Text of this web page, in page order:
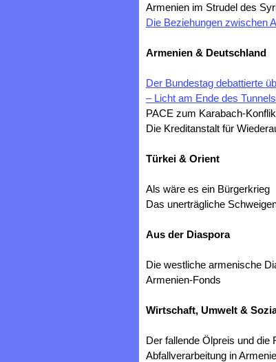
Armenien im Strudel des
Die Beziehungen zwischen
Armenien & Deutschland
Der Bundestag debattierte
– Licht am Ende des
PACE zum Karabach-
Die Kreditanstalt für
Türkei & Orient
Als wäre es ein Bürgerkrieg
Das unerträgliche
Aus der Diaspora
Die westliche armenische
Armenien-Fonds
Wirtschaft, Umwelt &
Der fallende Ölpreis und die
Abfallverarbeitung in